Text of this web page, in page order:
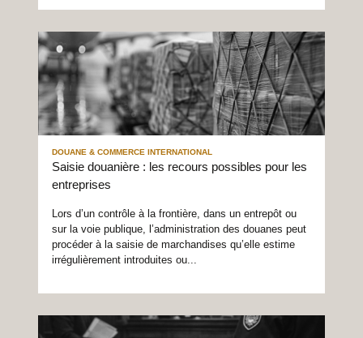
DOUANE & COMMERCE INTERNATIONAL
Saisie douanière : les recours possibles pour les
entreprises
Lors d’un contrôle à la frontière, dans un entrepôt ou
sur la voie publique, l’administration des douanes peut
procéder à la saisie de marchandises qu’elle estime
irrégulièrement introduites ou...